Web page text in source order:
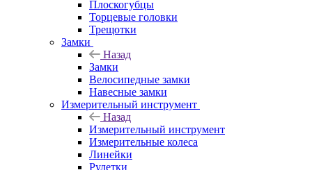
Плоскогубцы
Торцевые головки
Трещотки
Замки
Назад
Замки
Велосипедные замки
Навесные замки
Измерительный инструмент
Назад
Измерительный инструмент
Измерительные колеса
Линейки
Рулетки